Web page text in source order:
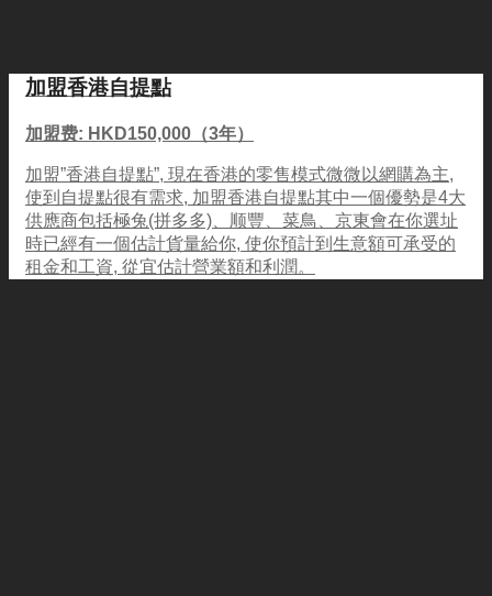
加盟香港自提點
加盟费: HKD150,000（3年）
加盟”香港自提點”, 現在香港的零售模式微微以網購為主,
使到自提點很有需求, 加盟香港自提點其中一個優勢是4大
供應商包括極兔(拼多多)、顺豐、菜鳥、京東會在你選址
時已經有一個估計貨量給你, 使你預計到生意額可承受的
租金和工資, 從宜估計營業額和利潤。